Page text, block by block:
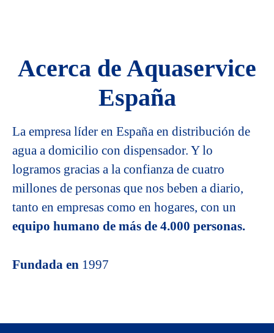
Acerca de Aquaservice
España
La empresa líder en España en distribución de
agua a domicilio con dispensador. Y lo
logramos gracias a la confianza de cuatro
millones de personas que nos beben a diario,
tanto en empresas como en hogares, con un
equipo humano de más de 4.000 personas.
Fundada en 1997